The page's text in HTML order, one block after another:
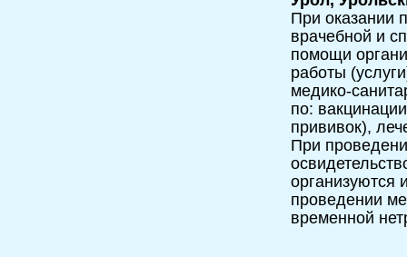
При оказании
врачебной и
помощи
работы
медико-
по:
прививок),
При
организуются
проведении
временной